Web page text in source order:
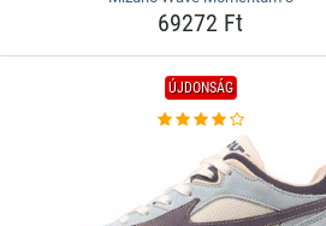
69272 Ft
ÚJDONSÁG